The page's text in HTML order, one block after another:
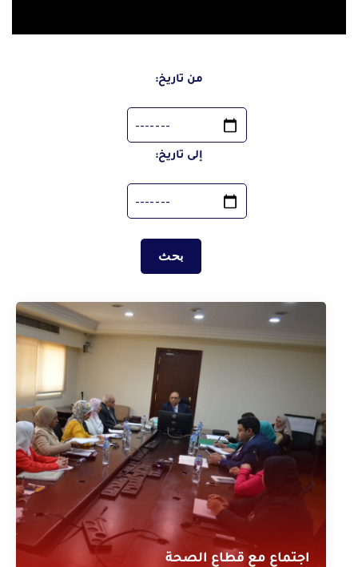
اصدارات المجلس
من تاريخ:
إلى تاريخ:
اجتماع مع قطاع الصحة